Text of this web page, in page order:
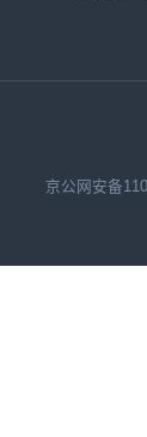
京公网安备